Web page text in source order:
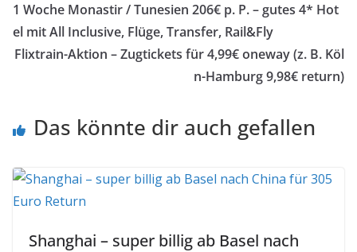
1 Woche Monastir / Tunesien 206€ p. P. – gutes 4* Hot
el mit All Inclusive, Flüge, Transfer, Rail&Fly
Flixtrain-Aktion – Zugtickets für 4,99€ oneway (z. B. Köl
n-Hamburg 9,98€ return)
Das könnte dir auch gefallen
Shanghai – super billig ab Basel nach